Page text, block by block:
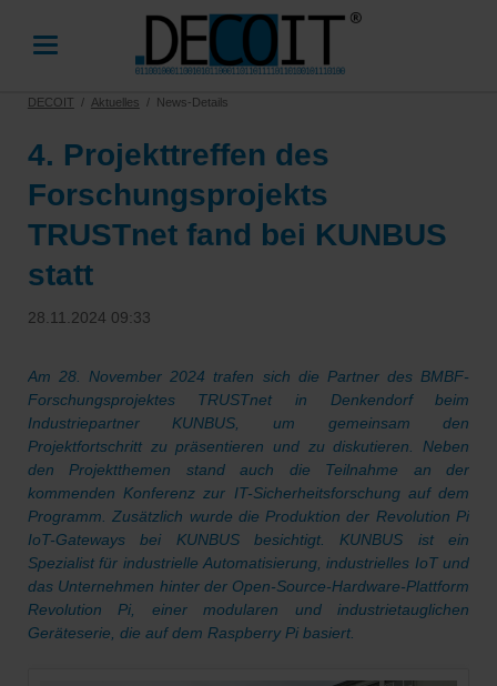
DECOIT Aktuelles News-Details
4. Projekttreffen des
Forschungsprojekts
TRUSTnet fand bei KUNBUS
statt
28.11.2024 09:33
Am 28. November 2024 trafen sich die Partner des BMBF-
Forschungsprojektes TRUSTnet in Denkendorf beim
Industriepartner KUNBUS, um gemeinsam den
Projektfortschritt zu präsentieren und zu diskutieren. Neben
den Projektthemen stand auch die Teilnahme an der
kommenden Konferenz zur IT-Sicherheitsforschung auf dem
Programm. Zusätzlich wurde die Produktion der Revolution Pi
IoT-Gateways bei KUNBUS besichtigt. KUNBUS ist ein
Spezialist für industrielle Automatisierung, industrielles IoT und
das Unternehmen hinter der Open-Source-Hardware-Plattform
Revolution Pi, einer modularen und industrietauglichen
Geräteserie, die auf dem Raspberry Pi basiert.